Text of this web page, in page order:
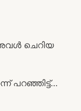
ചെറിയ
പറഞ്ഞിട്ട്…